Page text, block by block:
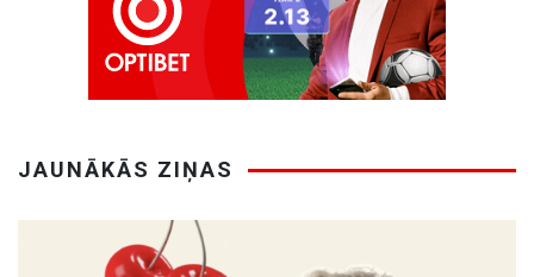
JAUNĀKĀS ZIŅAS